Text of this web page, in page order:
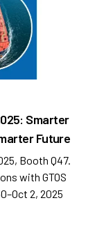
Smarter
Future
Booth Q47.
with GTOS
2, 2025.